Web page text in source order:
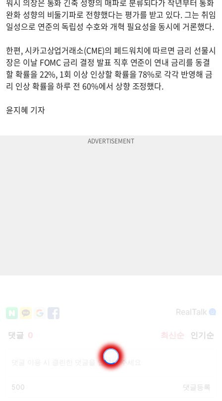
완화 성향의 비둘기파로 전향했다는 평가를 받고 있다. 그는 취임
일성으로 연준의 독립성 수호와 개혁 필요성을 동시에 거론했다.
한편, 시카고상업거래소(CME)의 페드워치에 따르면 금리 선물시
장은 이날 FOMC 금리 결정 발표 직후 연준이 연내 금리를 동결
할 확률을 22%, 1회 이상 인상할 확률을 78%로 각각 반영해 금
리 인상 확률을 하루 전 60%에서 상향 조정했다.
윤지혜 기자